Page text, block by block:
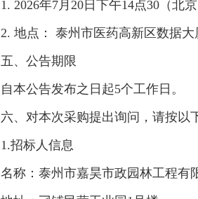
1. 2026年7月20日下午14点30（北
2. 地点： 泰州市医药高新区数据
五、公告期限
自本公告发布之日起5个工作日。
六、对本次采购提出询问，请按以
1.招标人信息
名称：泰州市嘉昊市政园林工程有